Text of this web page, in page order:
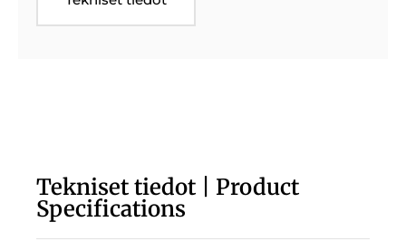
Tekniset tiedot | Product
Specifications